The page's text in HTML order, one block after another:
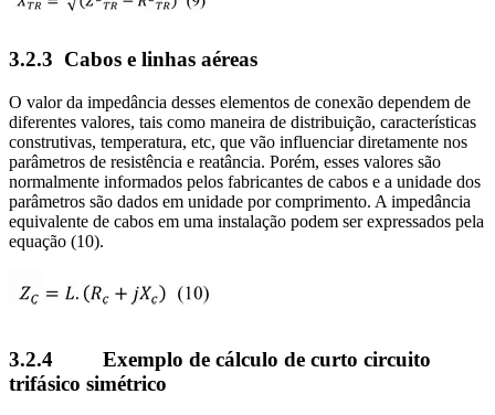
3.2.3 Cabos e linhas aéreas
O valor da impedância desses elementos de conexão dependem de
diferentes valores, tais como maneira de distribuição, características
construtivas, temperatura, etc, que vão influenciar diretamente nos
parâmetros de resistência e reatância. Porém, esses valores são
normalmente informados pelos fabricantes de cabos e a unidade dos
parâmetros são dados em unidade por comprimento. A impedância
equivalente de cabos em uma instalação podem ser expressados pela
equação (10).
3.2.4 Exemplo de cálculo de curto circuito
trifásico simétrico